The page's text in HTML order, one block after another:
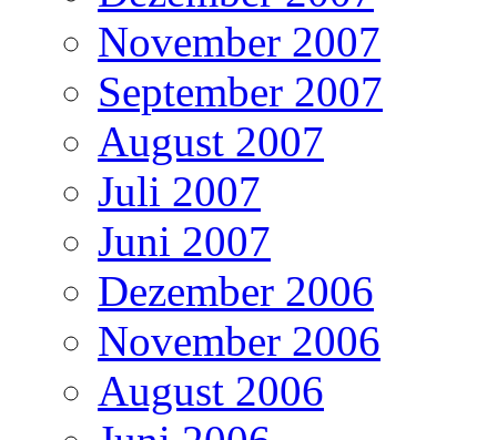
November 2007
September 2007
August 2007
Juli 2007
Juni 2007
Dezember 2006
November 2006
August 2006